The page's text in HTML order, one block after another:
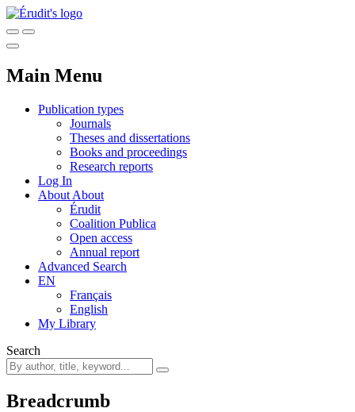
Main Menu
Publication types
Journals
Theses and dissertations
Books and proceedings
Research reports
Log In
About About
Érudit
Coalition Publica
Open access
Annual report
Advanced Search
EN
Français
English
My Library
Search
Breadcrumb